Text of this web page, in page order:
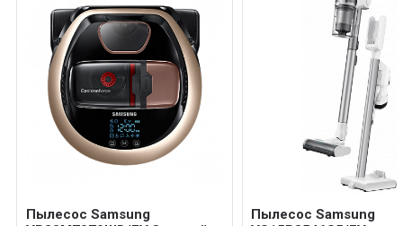
Пылесос Samsung
Пылесос Samsung